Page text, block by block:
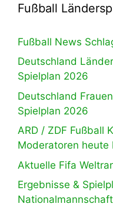
Fußball
Fußball News
Deutschland
Spielplan 2026
Deutschland
Spielplan 2026
ARD / ZDF Fußball
Moderatoren heute
Aktuelle Fifa
Ergebnisse &